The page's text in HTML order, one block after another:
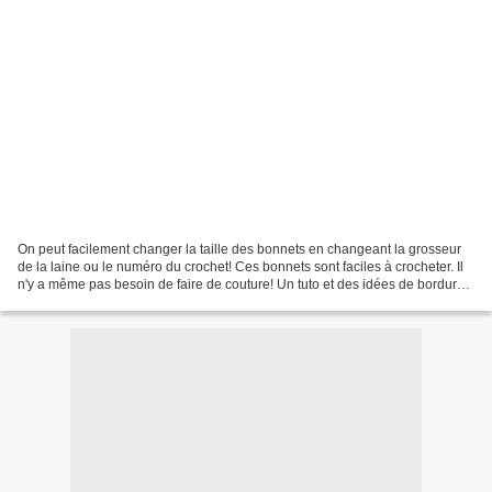
On peut facilement changer la taille des bonnets en changeant la grosseur
de la laine ou le numéro du crochet! Ces bonnets sont faciles à crocheter. Il
n'y a même pas besoin de faire de couture! Un tuto et des idées de bordure